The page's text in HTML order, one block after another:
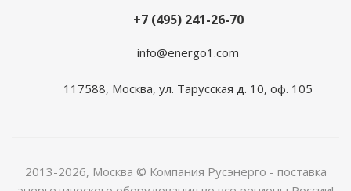
+7 (495) 241-26-70
info@energo1.com
117588, Москва, ул. Тарусская д. 10, оф. 105
2013-2026, Москва © Компания Русэнерго - поставка